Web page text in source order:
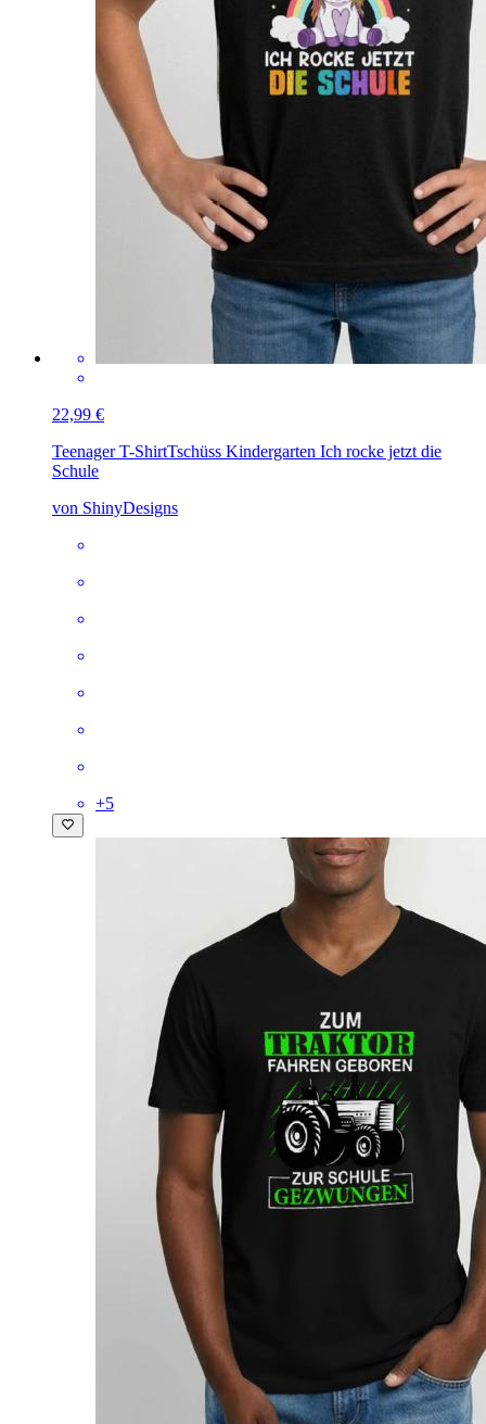
22,99 €
Teenager T-ShirtTschüss Kindergarten Ich rocke jetzt die
Schule
von ShinyDesigns
+5